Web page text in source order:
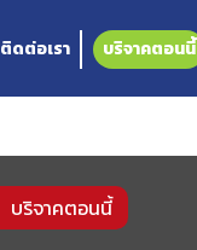
ติดต่อเรา บริจาคตอนนี้
บริจาคตอนนี้